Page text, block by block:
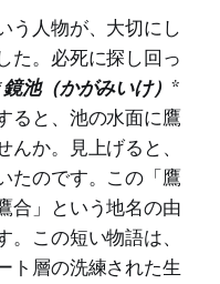
う人物が、大切にし
た。必死に探し回っ
鏡池（かがみいけ） *
ると、池の水面に鷹
か。見上げると、
たのです。この「鷹
合」という地名の由
この短い物語は、
ト層の洗練された生